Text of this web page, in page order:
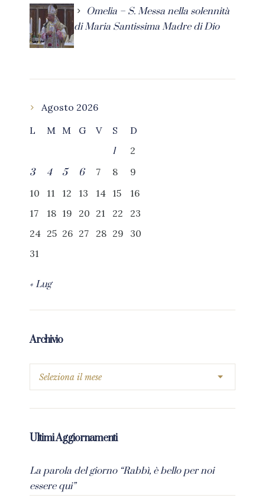
Omelia – S. Messa nella solennità
di Maria Santissima Madre di Dio
Agosto 2026
L
M M G V S
D
1
2
3
4 5 6 7 8
9
10
11 12 13 14 15
16
17
18 19 20 21 22
23
24 25 26 27 28 29
30
31
« Lug
Archivio
Ultimi Aggiornamenti
La parola del giorno “Rabbì, è bello per noi
essere qui”